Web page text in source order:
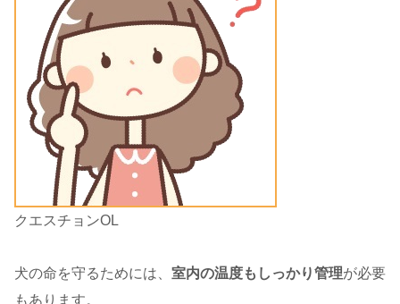
クエスチョンOL
犬の命を守るためには、 室内の温度もしっかり管理が必要
もあります。